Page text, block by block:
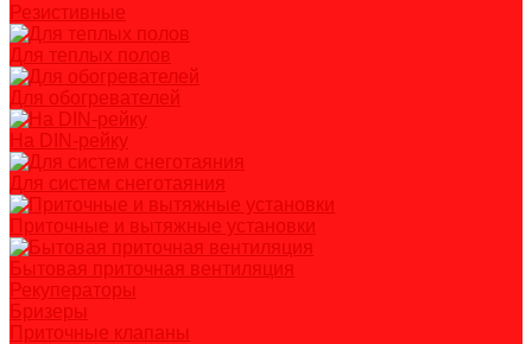
Резистивные
Для теплых полов
Для обогревателей
На DIN-рейку
Для систем снеготаяния
Приточные и вытяжные установки
Бытовая приточная вентиляция
Рекуператоры
Бризеры
Приточные клапаны